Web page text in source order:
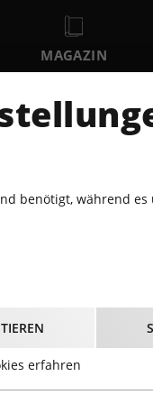
MAGAZIN
DI 12
19:00 Uhr
benötigt, während
erfahren